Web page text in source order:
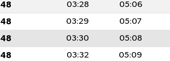
03:28 05:06
03:29 05:07
03:30 05:08
03:32 05:09